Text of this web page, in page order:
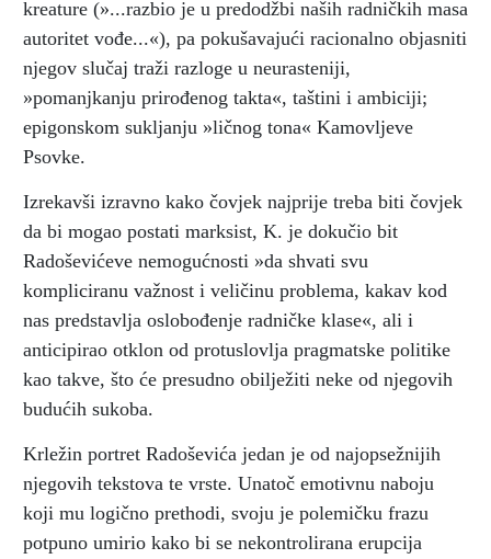
kreature (»...razbio je u predodžbi naših radničkih masa
autoritet vođe...«), pa pokušavajući racionalno objasniti
njegov slučaj traži razloge u neurasteniji,
»pomanjkanju prirođenog takta«, taštini i ambiciji;
epigonskom sukljanju »ličnog tona« Kamovljeve
Psovke.
Izrekavši izravno kako čovjek najprije treba biti čovjek
da bi mogao postati marksist, K. je dokučio bit
Radoševićeve nemogućnosti »da shvati svu
kompliciranu važnost i veličinu problema, kakav kod
nas predstavlja oslobođenje radničke klase«, ali i
anticipirao otklon od protuslovlja pragmatske politike
kao takve, što će presudno obilježiti neke od njegovih
budućih sukoba.
Krležin portret Radoševića jedan je od najopsežnijih
njegovih tekstova te vrste. Unatoč emotivnu naboju
koji mu logično prethodi, svoju je polemičku frazu
potpuno umirio kako bi se nekontrolirana erupcija